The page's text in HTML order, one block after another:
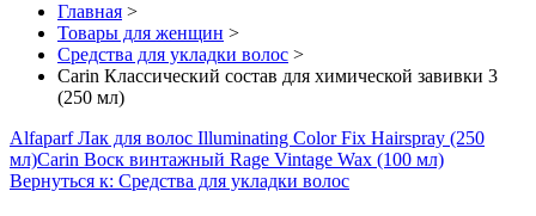
Главная >
Товары для женщин >
Средства для укладки волос >
Carin Классический состав для химической завивки 3
(250 мл)
Alfaparf Лак для волос Illuminating Color Fix Hairspray (250
мл)Carin Воск винтажный Rage Vintage Wax (100 мл)
Вернуться к: Средства для укладки волос